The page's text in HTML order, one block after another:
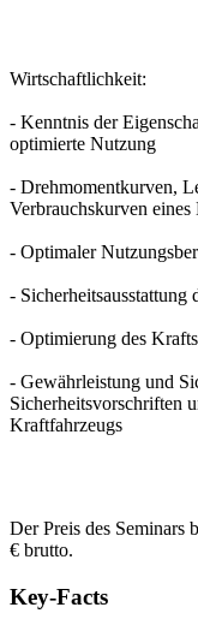
Wirtschaftlichkeit:
- Kenntnis der
optimierte Nutzung
- Drehmomentkurven,
Verbrauchskurven eines
- Optimaler
- Sicherheitsausstattung
- Optimierung des
- Gewährleistung und
Sicherheitsvorschriften
Kraftfahrzeugs
Der Preis des Seminars
€ brutto.
Key-Facts